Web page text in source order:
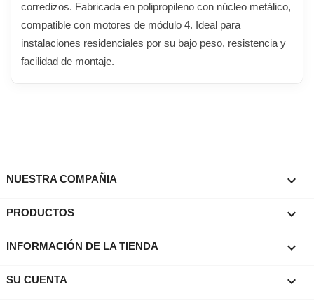
corredizos. Fabricada en polipropileno con núcleo metálico,
compatible con motores de módulo 4. Ideal para
instalaciones residenciales por su bajo peso, resistencia y
facilidad de montaje.
NUESTRA COMPAÑIA 
PRODUCTOS 
INFORMACIÓN DE LA TIENDA keyboard_arrow_down
SU CUENTA 